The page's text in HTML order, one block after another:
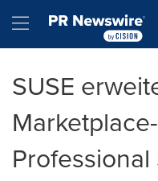
Hamburger menu
SUSE